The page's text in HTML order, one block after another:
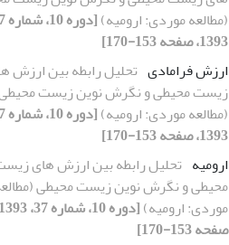
(مطالعه موردی: ارومیه)
1393، صفحه 153-170]
ارزش فرامادی تحلیل رابطه بین ارزش
زیست محیطی و نگرش نوین زیست
(مطالعه موردی: ارومیه)
1393، صفحه 153-170]
ارومیه تحلیل رابطه بین ارزش های
محیطی و نگرش نوین زیست محیطی
موردی: ارومیه)
صفحه 153-170]